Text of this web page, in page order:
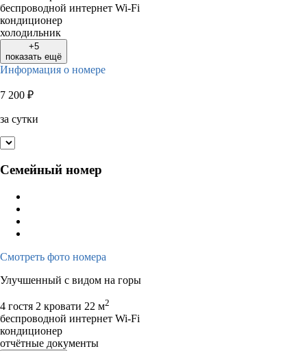
беспроводной интернет Wi-Fi
кондиционер
холодильник
+5
показать ещё
Информация о номере
7 200 ₽
за сутки
Семейный номер
Смотреть фото номера
Улучшенный с видом на горы
4 гостя 2 кровати 22 м2
беспроводной интернет Wi-Fi
кондиционер
отчётные документы